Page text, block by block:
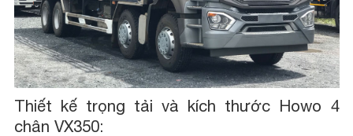
Thiết kế trọng tải và kích thước Howo 4
chân VX350: